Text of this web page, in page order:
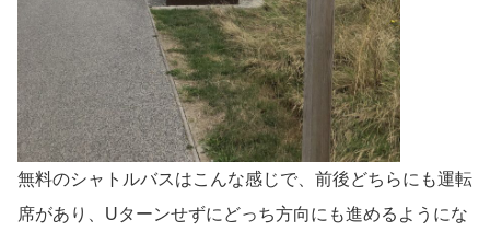
無料のシャトルバスはこんな感じで、前後どちらにも運転
席があり、Uターンせずにどっち方向にも進めるようにな